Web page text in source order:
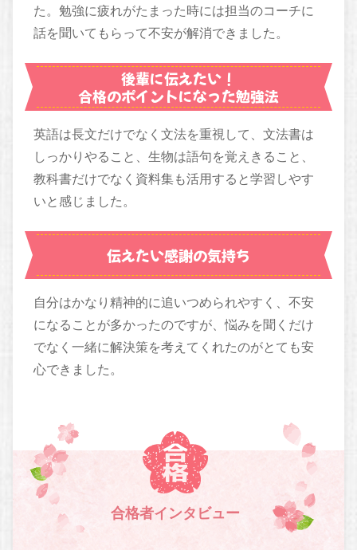
た。勉強に疲れがたまった時には担当のコーチに
話を聞いてもらって不安が解消できました。
後輩に伝えたい！
合格のポイントになった勉強法
英語は長文だけでなく文法を重視して、文法書は
しっかりやること、生物は語句を覚えきること、
教科書だけでなく資料集も活用すると学習しやす
いと感じました。
伝えたい感謝の気持ち
自分はかなり精神的に追いつめられやすく、不安
になることが多かったのですが、悩みを聞くだけ
でなく一緒に解決策を考えてくれたのがとても安
心できました。
合格者インタビュー